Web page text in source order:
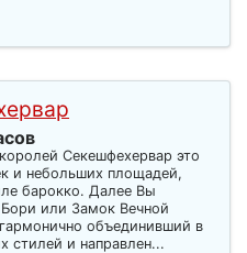
Секешфехервар это
и небольших площадей,
барокко. Далее Вы
или Замок Вечной
объединивший в
стилей и направлен...